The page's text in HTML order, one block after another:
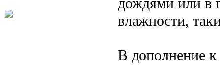
дождями или в
влажности,
В дополнение